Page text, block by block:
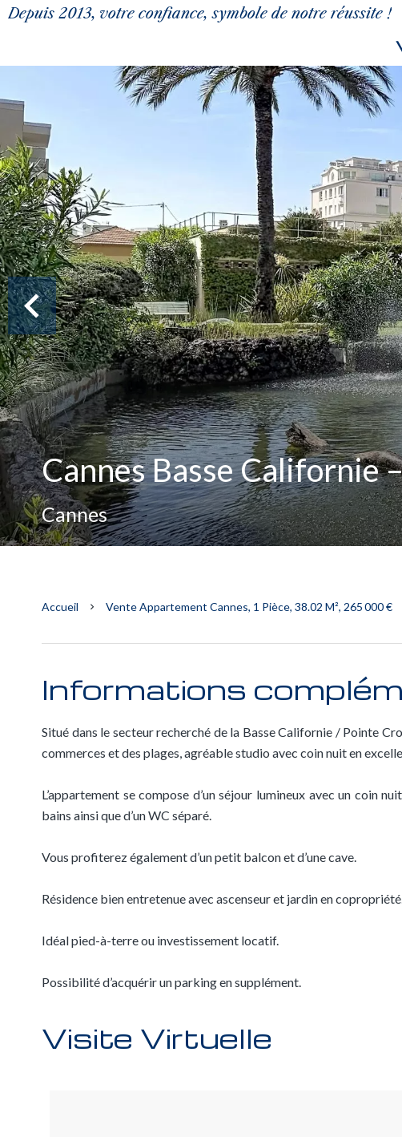
Depuis 2013, votre confiance, symbole de notre réussite !
Cannes Basse Californie
Cannes
Accueil Vente Appartement Cannes, 1 Pièce, 38.02 M², 265 000 €
Informations
Situé dans le secteur recherché de la Basse Californie / Pointe
commerces et des plages, agréable studio avec coin nuit en
L’appartement se compose d’un séjour lumineux avec un coin
bains ainsi que d’un WC séparé.
Vous profiterez également d’un petit balcon et d’une cave.
Résidence bien entretenue avec ascenseur et jardin en
Idéal pied-à-terre ou investissement locatif.
Possibilité d’acquérir un parking en supplément.
Visite Virtuelle